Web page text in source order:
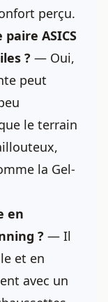
perçu.
ASICS
? — Oui,
peut
le terrain
la Gel-
en
? — Il
et en
avec un